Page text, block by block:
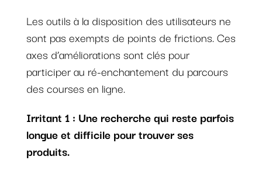
Les outils à la disposition des utilisateurs ne
sont pas exempts de points de frictions. Ces
axes d’améliorations sont clés pour
participer au ré-enchantement du parcours
des courses en ligne.
Irritant 1 : Une recherche qui reste parfois
longue et difficile pour trouver ses
produits.